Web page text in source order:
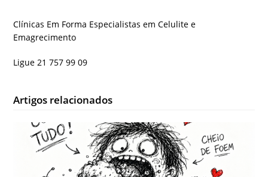
Clínicas Em Forma Especialistas em Celulite e
Emagrecimento
Ligue 21 757 99 09
Artigos relacionados